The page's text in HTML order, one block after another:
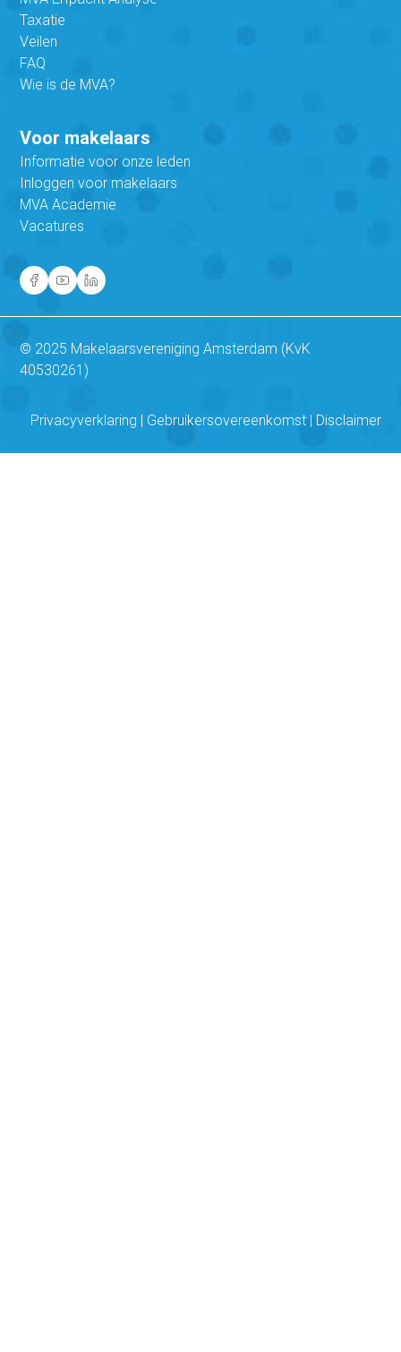
Taxatie
Veilen
FAQ
Wie is de MVA?
Voor makelaars
Informatie voor onze leden
Inloggen voor makelaars
MVA Academie
Vacatures
© 2025 Makelaarsvereniging Amsterdam (KvK
40530261)
Privacyverklaring Gebruikersovereenkomst Disclaimer